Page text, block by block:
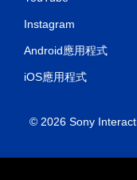
Instagram
Android應用程式
iOS應用程式
© 2026 Sony